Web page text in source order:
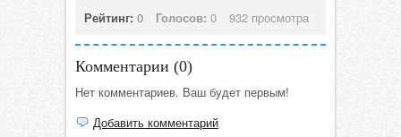
Рейтинг: 0 Голосов: 0 932 просмотра
Комментарии (0)
Нет комментариев. Ваш будет первым!
Добавить комментарий